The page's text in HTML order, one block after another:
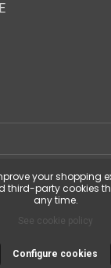
Tableau. Tous
your shopping
third-party cookies
any time.
See cookie policy
Configure cookies